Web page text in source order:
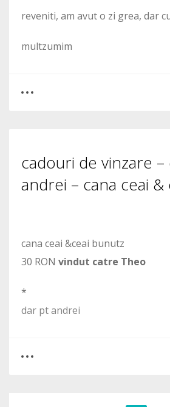
reveniti, am avut o zi grea, dar
multzumim
1304
cadouri de vinzare
andrei – cana ceai
cana ceai &ceai bunutz
30 RON vindut catre Theo
*
dar pt andrei